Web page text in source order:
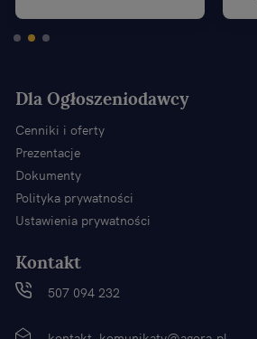
Dla Ogłoszeniodawcy
Cenniki i oferty
Prezentacje
Dokumenty
Polityka prywatności
Ustawienia prywatności
Kontakt
507 094 232